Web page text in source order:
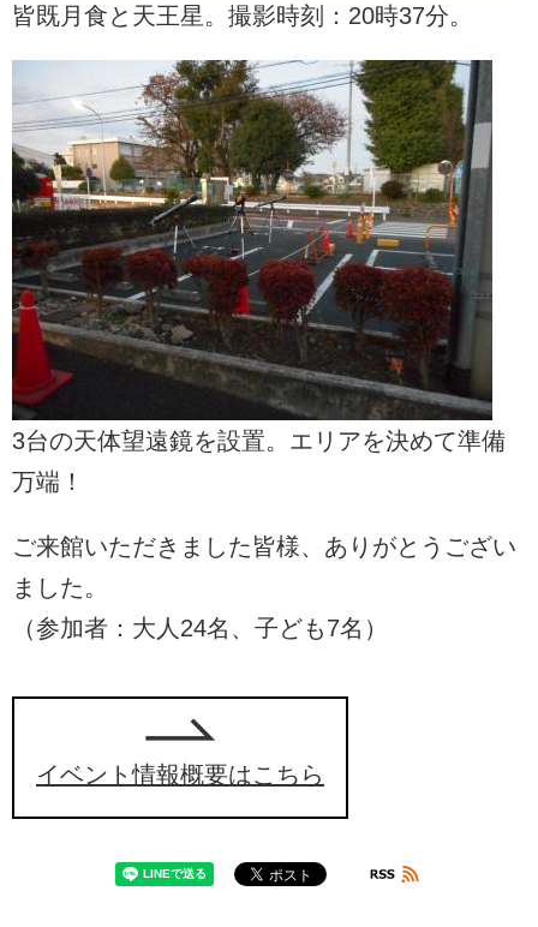
皆既月食と天王星。撮影時刻：20時37分。
3台の天体望遠鏡を設置。エリアを決めて準備
万端！
ご来館いただきました皆様、ありがとうござい
ました。
（参加者：大人24名、子ども7名）
イベント情報概要はこちら